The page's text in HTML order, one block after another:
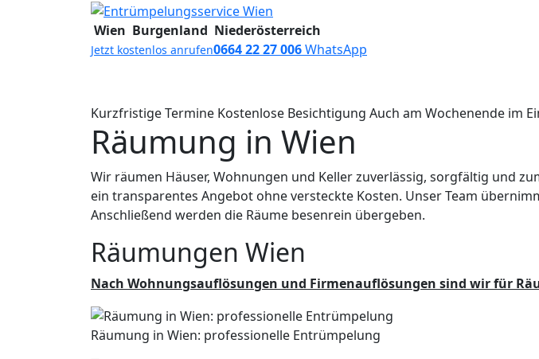
Zum Inhalt springen
Wien Burgenland Niederösterreich
Jetzt kostenlos anrufen0664 22 27 006WhatsApp
Kurzfristige Termine Kostenlose Besichtigung Auch am Wochenende im
Räumung in Wien
Wir räumen Häuser, Wohnungen und Keller zuverlässig, sorgfältig und
ein transparentes Angebot ohne versteckte Kosten. Unser Team
Anschließend werden die Räume besenrein übergeben.
Räumungen Wien
Nach Wohnungsauflösungen und Firmenauflösungen sind wir für
Räumung in Wien: professionelle Entrümpelung